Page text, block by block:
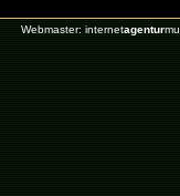
Webmaster: internetagentur